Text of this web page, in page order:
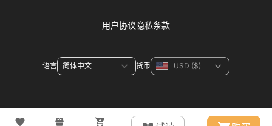
用户协议隐私条款
语言 货币